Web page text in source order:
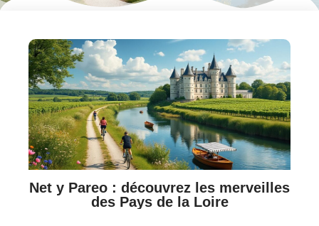
Net y Pareo : découvrez les merveilles
des Pays de la Loire